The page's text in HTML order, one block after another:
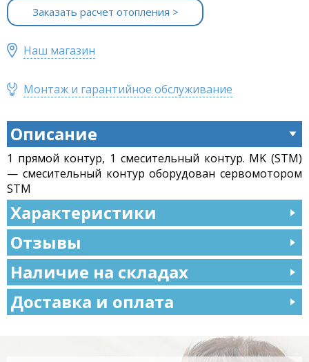
Заказать расчет отопления >
Наш магазин
Монтаж и гарантийное обслуживание
Описание
1 прямой контур, 1 смесительный контур. MK (STM)
— смесительный контур оборудован сервомотором
STM
Характеристики
Отзывы
Наличие на складах
Доставка и оплата